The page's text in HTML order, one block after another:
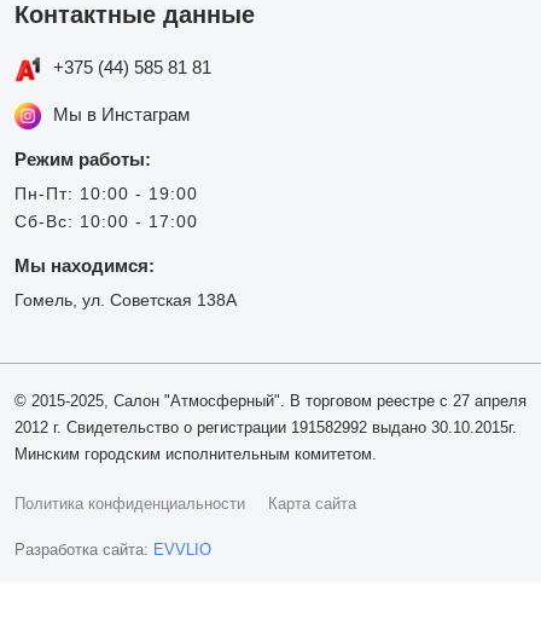
Контактные данные
+375 (44) 585 81 81
Мы в Инстаграм
Режим работы:
Пн-Пт: 10:00 - 19:00
Сб-Вс: 10:00 - 17:00
Мы находимся:
Гомель, ул. Советская 138А
© 2015-2025, Салон "Атмосферный". В торговом реестре с 27 апреля
2012 г. Свидетельство о регистрации 191582992 выдано 30.10.2015г.
Минским городским исполнительным комитетом.
Политика конфиденциальности Карта сайта
Разработка сайта: EVVLIO